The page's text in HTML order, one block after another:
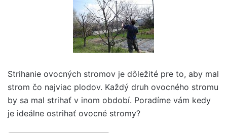
Strihanie ovocných stromov je dôležité pre to, aby mal
strom čo najviac plodov. Každý druh ovocného stromu
by sa mal strihať v inom období. Poradíme vám kedy
je ideálne ostrihať ovocné stromy?